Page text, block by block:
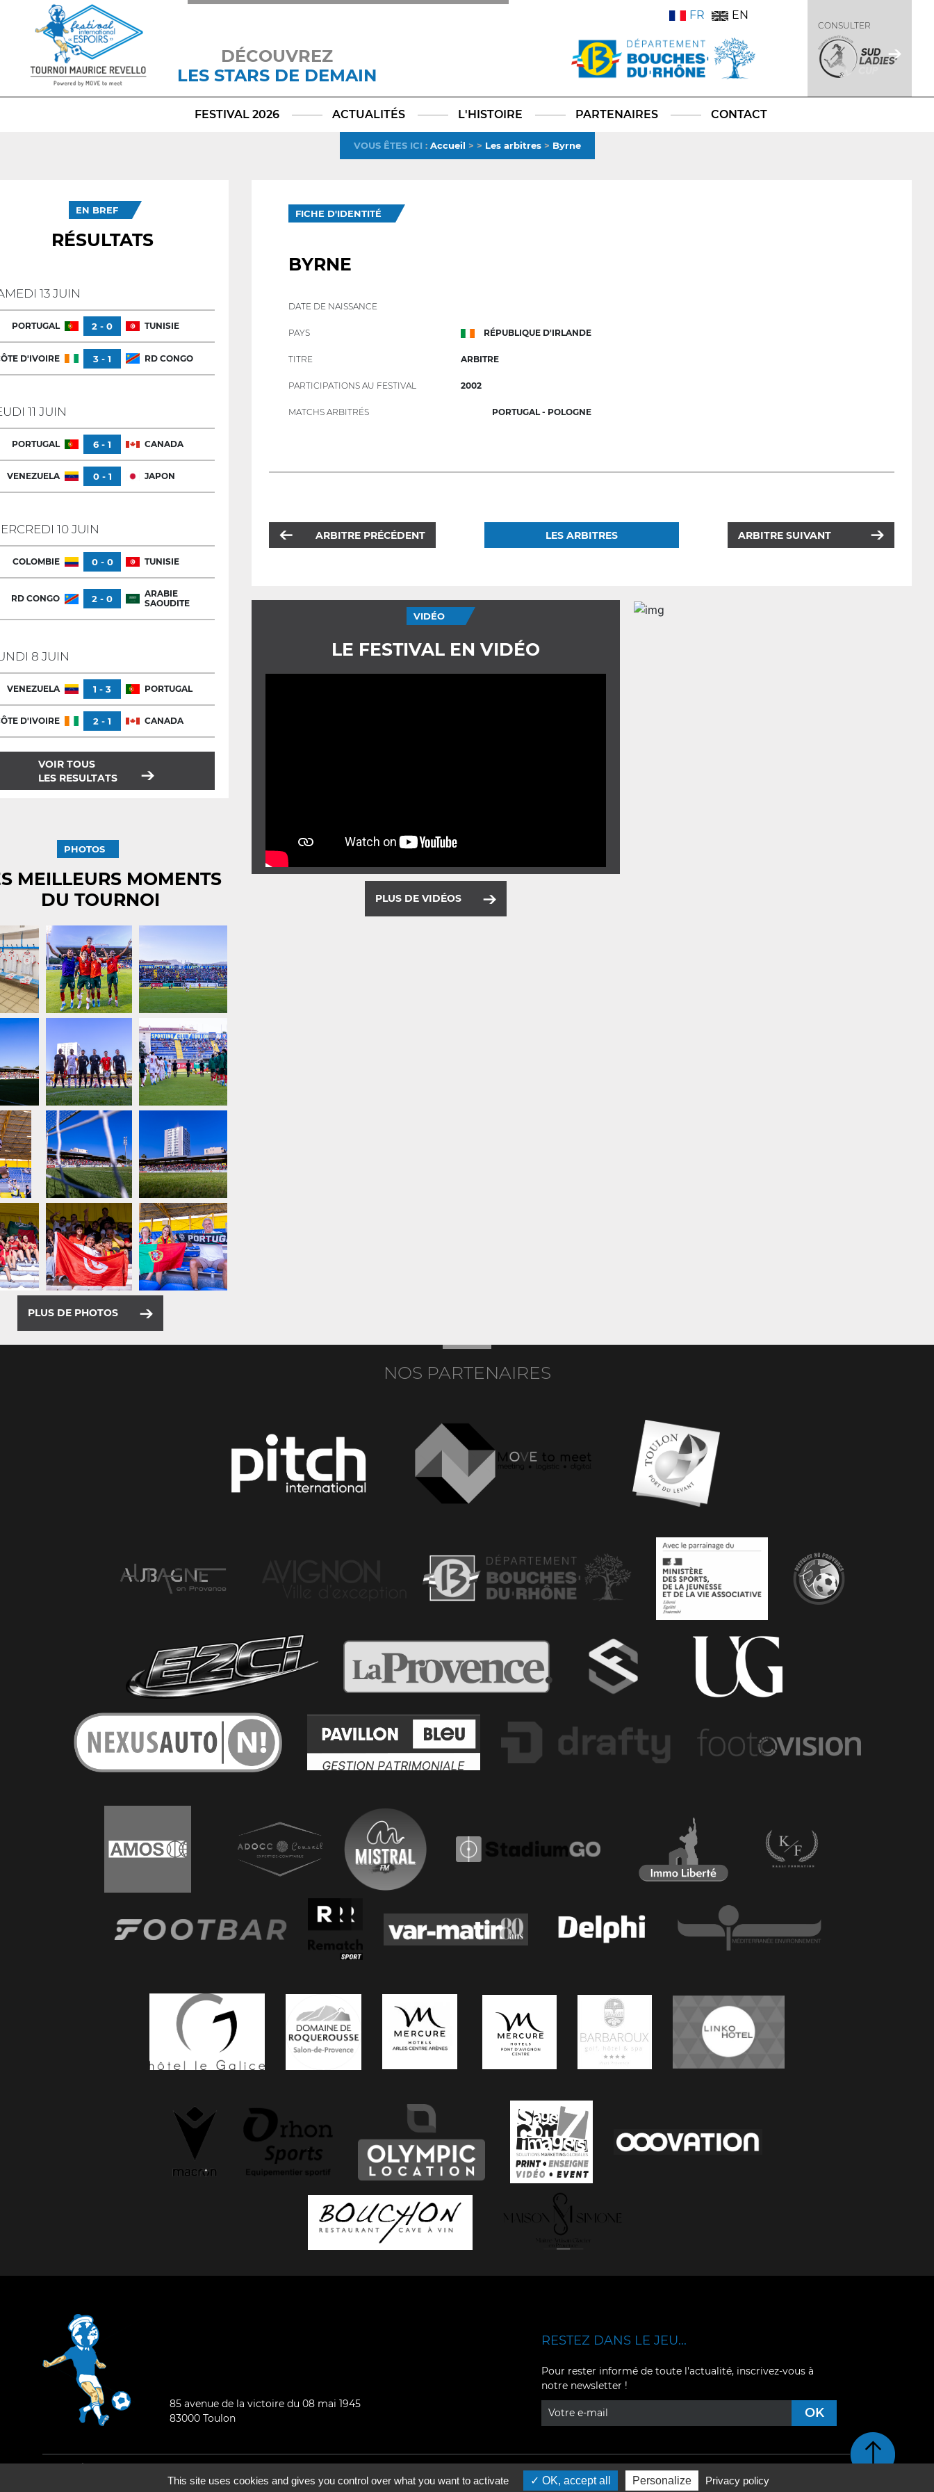
DÉCOUVREZ
LES STARS DE DEMAIN
TikTokLinkedIn
X
FR EN
CONSULTER
FESTIVAL 2026 ACTUALITÉS L'HISTOIRE PARTENAIRES CONTACT
VOUS ÊTES ICI : Accueil > > Les arbitres> Byrne
EN BREF
RÉSULTATS
13 JUIN
PORTUGAL 2 - 0 TUNISIE
D'IVOIRE 3 - 1 RD CONGO
11 JUIN
PORTUGAL 6 - 1 CANADA
VENEZUELA 0 - 1 JAPON
10 JUIN
COLOMBIE 0 - 0 TUNISIE
RD CONGO 2 - 0
ARABIE
SAOUDITE
8 JUIN
VENEZUELA 1 - 3 PORTUGAL
D'IVOIRE 2 - 1 CANADA
VOIR TOUS
LES RESULTATS
PHOTOS
MEILLEURS MOMENTS
DU TOURNOI
PLUS DE PHOTOS
FICHE D'IDENTITÉ
BYRNE
DATE DE NAISSANCE
PAYS RÉPUBLIQUE D'IRLANDE
TITRE ARBITRE
PARTICIPATIONS AU FESTIVAL 2002
MATCHS ARBITRÉS PORTUGAL - POLOGNE
ARBITRE PRÉCÉDENT LES ARBITRES ARBITRE SUIVANT
VIDÉO
LE FESTIVAL EN VIDÉO
PLUS DE VIDÉOS
NOS PARTENAIRES
85 avenue de la victoire du 08 mai 1945
83000 Toulon
YouTube
RESTEZ DANS LE JEU...
Pour rester informé de toute l'actualité, inscrivez-vous à
notre newsletter !
Mentions légales-Qui sommes-nous ?
©2026 - Tous droits réservés - Conception :epartenair e
Retour en haut de page
This site uses cookies and gives you control over what you want to activate OK, accept all Personalize Privacy policy